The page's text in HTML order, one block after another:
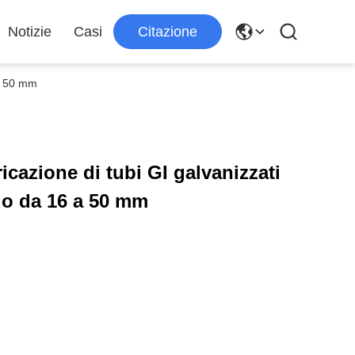
Notizie Casi Citazione
mm
di tubi GI galvanizzati
da 16 a 50 mm